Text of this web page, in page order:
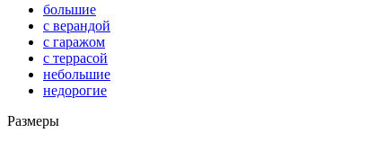
большие
с верандой
с гаражом
с террасой
небольшие
недорогие
Размеры